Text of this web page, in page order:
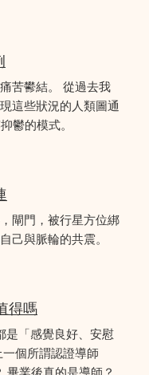
苦鬰結。 從過去我
這些狀況的人類圖通
鬱的模式。
閘門，被行星方位綁
己與脈輪的共震。
得嗎
是「感覺良好、安慰
個所謂認證導師
畢業後真的是導師？